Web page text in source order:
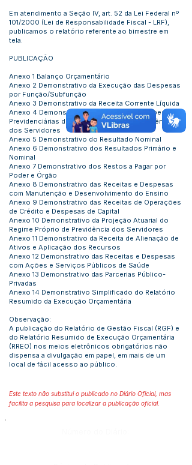
Em atendimento a Seção IV, art. 52 da Lei Federal nº
101/2000 (Lei de Responsabilidade Fiscal - LRF),
publicamos o relatório referente ao bimestre em
tela.
PUBLICAÇÃO
Anexo 1 Balanço Orçamentário
Anexo 2 Demonstrativo da Execução das Despesas
por Função/Subfunção
Anexo 3 Demonstrativo da Receita Corrente Líquida
Anexo 4 Demonstrativo das Receitas e Despesas
Previdenciárias do Regime Próprio de Previdência
dos Servidores
Anexo 5 Demonstrativo do Resultado Nominal
Anexo 6 Demonstrativo dos Resultados Primário e
Nominal
Anexo 7 Demonstrativo dos Restos a Pagar por
Poder e Órgão
Anexo 8 Demonstrativo das Receitas e Despesas
com Manutenção e Desenvolvimento do Ensino
Anexo 9 Demonstrativo das Receitas de Operações
de Crédito e Despesas de Capital
Anexo 10 Demonstrativo da Projeção Atuarial do
Regime Próprio de Previdência dos Servidores
Anexo 11 Demonstrativo da Receita de Alienação de
Ativos e Aplicação dos Recursos
Anexo 12 Demonstrativo das Receitas e Despesas
com Ações e Serviços Públicos de Saúde
Anexo 13 Demonstrativo das Parcerias Público-
Privadas
Anexo 14 Demonstrativo Simplificado do Relatório
Resumido da Execução Orçamentária
Observação:
A publicação do Relatório de Gestão Fiscal (RGF) e
do Relatório Resumido de Execução Orçamentária
(RREO) nos meios eletrônicos obrigatórios não
dispensa a divulgação em papel, em mais de um
local de fácil acesso ao público.
Este texto não substitui o publicado no Diário Oficial, mas
facilita a pesquisa para localizar a publicação oficial.